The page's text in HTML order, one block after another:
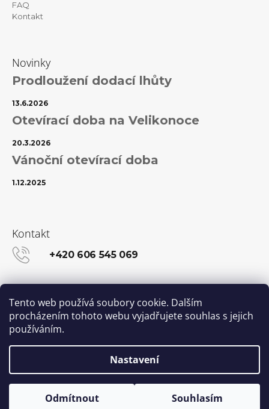
Tento web používá soubory cookie. Dalším
procházením tohoto webu vyjadřujete souhlas s jejich
používáním.
Nastavení
Odmítnout Souhlasím
FAQ
Kontakt
Novinky
Prodloužení dodací lhůty
13.6.2026
Otevírací doba na Velikonoce
20.3.2026
Vánoční otevírací doba
1.12.2025
Kontakt
+420 606 545 069
Vytvořil Shoptet
© 2026 Kanekalon-STORE.cz. Všechna práva
vyhrazena.Upravit nastavení cookies